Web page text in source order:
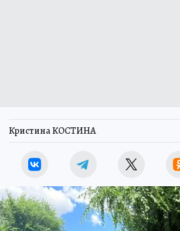
Кристина КОСТИНА